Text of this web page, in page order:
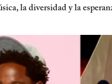
la diversidad y la